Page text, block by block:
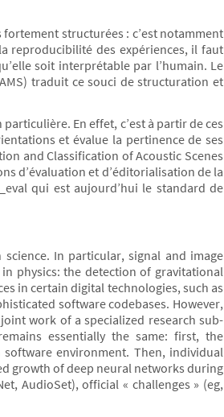
structurées : c’est notamment
reproducibilité des expériences, il faut
soit interprétable par l’humain. Le
traduit ce souci de structuration et
En effet, c’est à partir de ces
et évalue la pertinence de ses
and Classification of Acoustic Scenes
d’évaluation et d’éditorialisation de la
qui est aujourd’hui le standard de
In particular, signal and image
physics: the detection of gravitational
in certain digital technologies, such as
software codebases. However,
work of a specialized research sub-
essentially the same: first, the
environment. Then, individual
growth of deep neural networks during
AudioSet), official « challenges » (eg,